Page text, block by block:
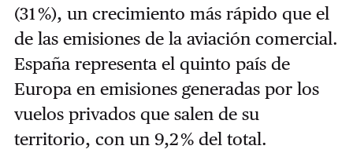
(31 %), un crecimiento más rápido que el
de las emisiones de la aviación comercial.
España representa el quinto país de
Europa en emisiones generadas por los
vuelos privados que salen de su
territorio, con un 9,2 % del total.